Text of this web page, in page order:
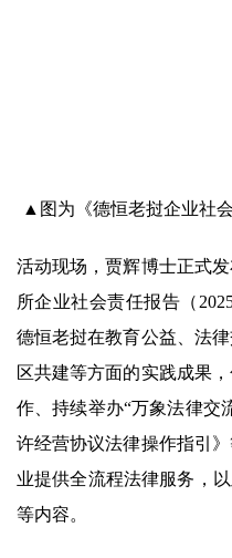
▲图为《德恒老挝企业社
活动现场，贾辉博士正式
所企业社会责任报告（
德恒老挝在教育公益、法
区共建等方面的实践成果
作、持续举办“万象法律交
许经营协议法律操作指引
业提供全流程法律服务，
等内容。